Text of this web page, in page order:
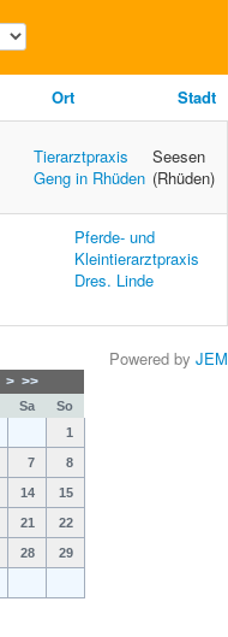
Ort Stadt
Tierarztpraxis
Geng in Rhüden
Seesen
(Rhüden)
Pferde- und
Kleintierarztpraxis
Dres. Linde
Powered by JEM
> >>
Sa
So
1
7 8
14 15
21 22
28 29